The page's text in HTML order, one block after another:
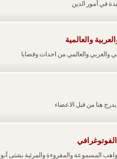
في أمور الدين
والعالمية
والعالمي من احداث وقضايا
هنا من قبل الاعضاء
المسموعة والمقروءة والمرئية بشتى